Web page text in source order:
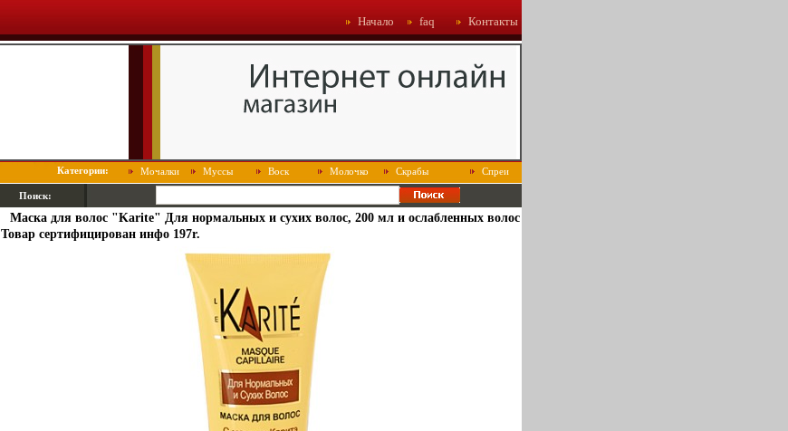
Начало faq Контакты
Категории: Мочалки Муссы Воск Молочко Скрабы Спреи
Поиск:
Маска для волос "Karite" Для нормальных и сухих волос, 200 мл и ослабленных волос
Товар сертифицирован инфо 197r.